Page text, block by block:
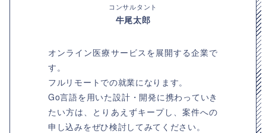
コンサルタント
牛尾太郎
オンライン医療サービスを展開する企業で
す。
フルリモートでの就業になります。
Go言語を用いた設計・開発に携わっていき
たい方は、とりあえずキープし、案件への
申し込みをぜひ検討してみてください。